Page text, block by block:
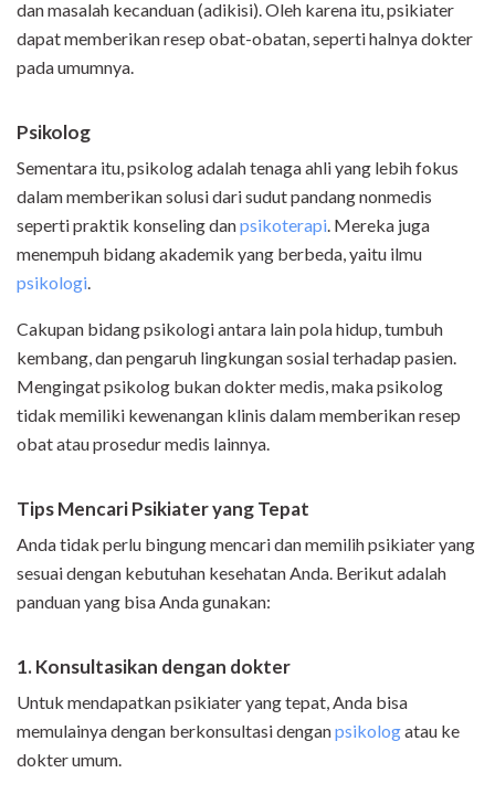
dan masalah kecanduan (adikisi). Oleh karena itu, psikiater
dapat memberikan resep obat-obatan, seperti halnya dokter
pada umumnya.
Psikolog
Sementara itu, psikolog adalah tenaga ahli yang lebih fokus
dalam memberikan solusi dari sudut pandang nonmedis
seperti praktik konseling danpsikoterapi. Mereka juga
menempuh bidang akademik yang berbeda, yaitu ilmu
psikologi.
Cakupan bidang psikologi antara lain pola hidup, tumbuh
kembang, dan pengaruh lingkungan sosial terhadap pasien.
Mengingat psikolog bukan dokter medis, maka psikolog
tidak memiliki kewenangan klinis dalam memberikan resep
obat atau prosedur medis lainnya.
Tips Mencari Psikiater yang Tepat
Anda tidak perlu bingung mencari dan memilih psikiater yang
sesuai dengan kebutuhan kesehatan Anda. Berikut adalah
panduan yang bisa Anda gunakan:
1. Konsultasikan dengan dokter
Untuk mendapatkan psikiater yang tepat, Anda bisa
memulainya dengan berkonsultasi denganpsikologatau ke
dokter umum.